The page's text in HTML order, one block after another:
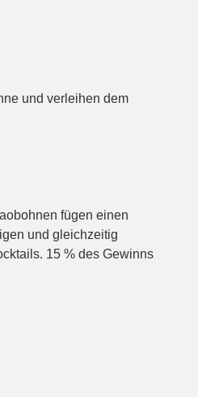
und verleihen dem
fügen einen
und gleichzeitig
15 % des Gewinns